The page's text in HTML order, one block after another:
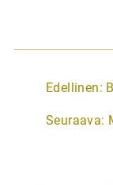
A
t
Edellinen:
Seuraava: